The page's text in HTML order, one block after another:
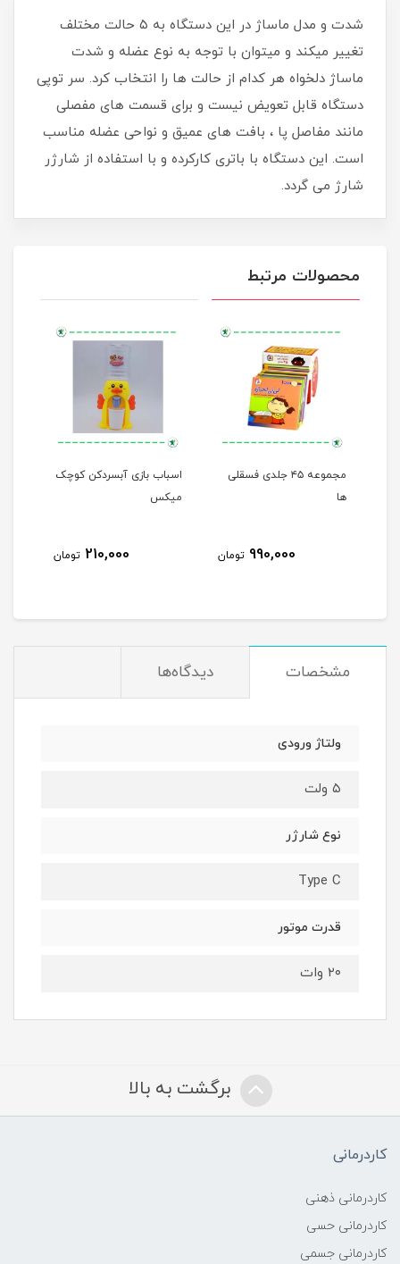
شدت و مدل ماساژ در این دستگاه به ۵ حالت مختلف
تغییر میکند و میتوان با توجه به نوع عضله و شدت
ماساژ دلخواه هر کدام از حالت ها را انتخاب کرد. سر توپی
دستگاه قابل تعویض نیست و برای قسمت های مفصلی
مانند مفاصل پا ، بافت های عمیق و نواحی عضله مناسب
است. این دستگاه با باتری کارکرده و با استفاده از شارژر
شارژ می گردد.
محصولات مرتبط
مجموعه ۴۵ جلدی فسقلی
ها
990,000 تومان
اسباب بازی آبسردکن کوچک
میکس
210,000 تومان
مشخصات دیدگاه‌ها
ولتاژ ورودی
۵ ولت
نوع شارژر
Type C
قدرت موتور
۲۰ وات
برگشت به بالا
کاردرمانی
کاردرمانی ذهنی
کاردرمانی حسی
کاردرمانی جسمی